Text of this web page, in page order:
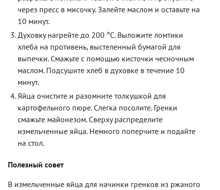
через пресс в мисочку. Залейте маслом и оставьте на
10 минут.
Духовку нагрейте до 200 °C. Выложите ломтики
хлеба на противень, выстеленный бумагой для
выпечки. Смажьте с помощью кисточки чесночным
маслом. Подсушите хлеб в духовке в течение 10
минут.
Яйца очистите и разомните толкушкой для
картофельного пюре. Слегка посолите. Гренки
смажьте майонезом. Сверху распределите
измельченные яйца. Немного поперчите и подайте
на стол.
Полезный совет
В измельченные яйца для начинки гренков из ржаного